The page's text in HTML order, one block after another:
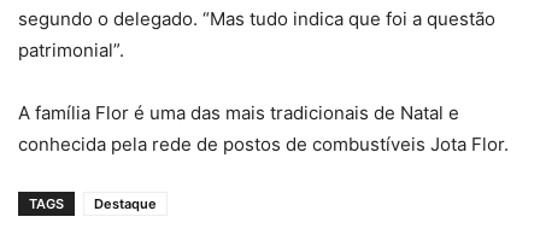
segundo o delegado. “Mas tudo indica que foi a questão
patrimonial”.
A família Flor é uma das mais tradicionais de Natal e
conhecida pela rede de postos de combustíveis Jota Flor.
TAGS Destaque